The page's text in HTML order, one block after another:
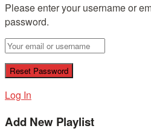
Please enter your username or
password.
Log In
Add New Playlist